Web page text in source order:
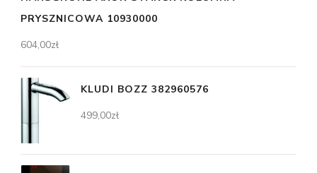
PRYSZNICOWA 10930000
604,00zł
KLUDI BOZZ 382960576
499,00zł